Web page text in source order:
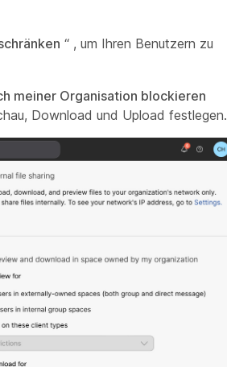
“ , um Ihren Benutzern zu
meiner Organisation blockieren
Download und Upload festlegen.